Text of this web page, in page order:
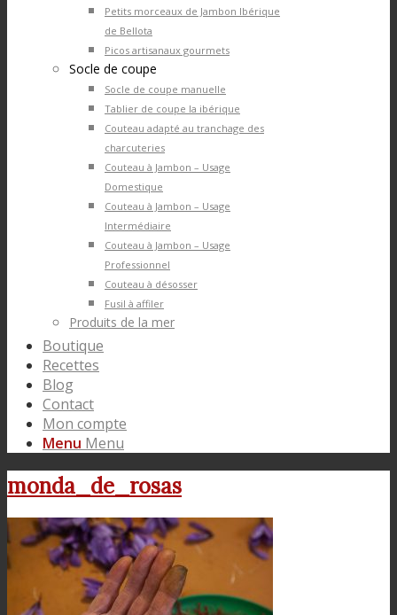
Petits morceaux de Jambon Ibérique
de Bellota
Picos artisanaux gourmets
Socle de coupe
Socle de coupe manuelle
Tablier de coupe la ibérique
Couteau adapté au tranchage des
charcuteries
Couteau à Jambon – Usage
Domestique
Couteau à Jambon – Usage
Intermédiaire
Couteau à Jambon – Usage
Professionnel
Couteau à désosser
Fusil à affiler
Produits de la mer
Boutique
Recettes
Blog
Contact
Mon compte
Menu Menu
monda_de_rosas